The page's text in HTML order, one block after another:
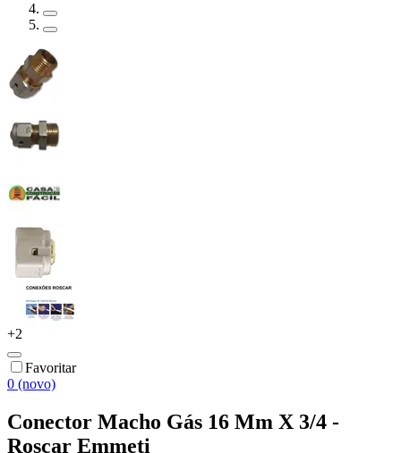
+2
Favoritar
0 (novo)
Conector Macho Gás 16 Mm X 3/4 -
Roscar Emmeti